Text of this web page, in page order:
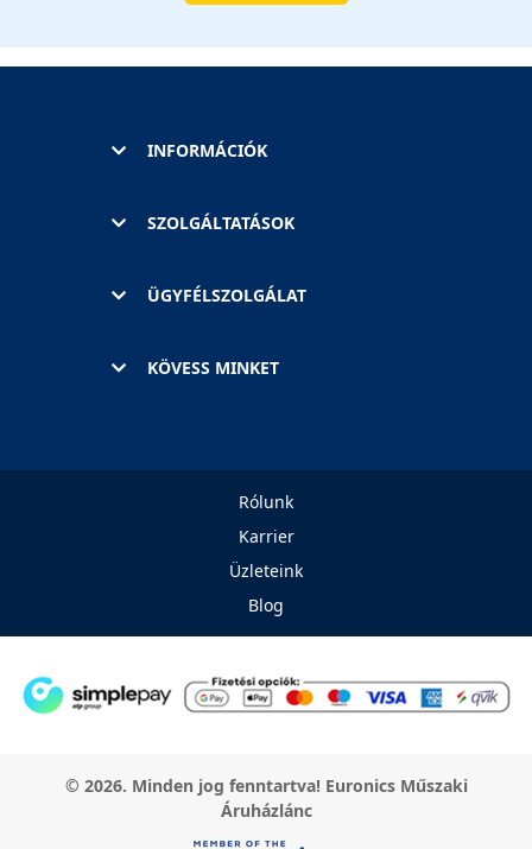
INFORMÁCIÓK
SZOLGÁLTATÁSOK
ÜGYFÉLSZOLGÁLAT
KÖVESS MINKET
Rólunk
Karrier
Üzleteink
Blog
© 2026. Minden jog fenntartva! Euronics Műszaki
Áruházlánc